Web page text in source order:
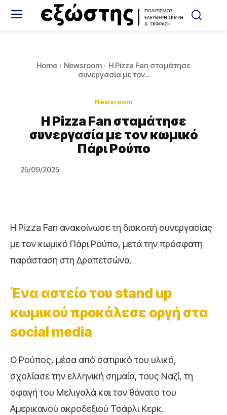
Home Newsroom
Η Pizza Fan σταμάτησε
συνεργασία με τον...
Newsroom
Η Pizza Fan σταμάτησε
συνεργασία με τον κωμικό
Πάρι Ρούπο
25/09/2025
Η Pizza Fan ανακοίνωσε τη διακοπή συνεργασίας
με τον κωμικό Πάρι Ρούπο, μετά την πρόσφατη
παράσταση στη Δραπετσώνα.
Ένα αστείο του stand up
κωμικού προκάλεσε οργή στα
social media
Ο Ρούπος, μέσα από σατιρικό του υλικό,
σχολίασε την ελληνική σημαία, τους Ναζί, τη
σφαγή του Μελιγαλά και τον θάνατο του
Αμερικανού ακροδεξιού Τσάρλι Κερκ.